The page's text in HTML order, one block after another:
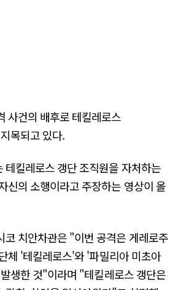
사건의 배후로 테킬레로스
목되고 있다.
테킬레로스 갱단 조직원을 자처하는
신의 소행이라고 주장하는 영상이 올
코 치안차관은 "이번 공격은 게레로주
체 '테킬레로스'와 '파밀리아 미초아
생한 것"이라며 "테킬레로스 갱단은